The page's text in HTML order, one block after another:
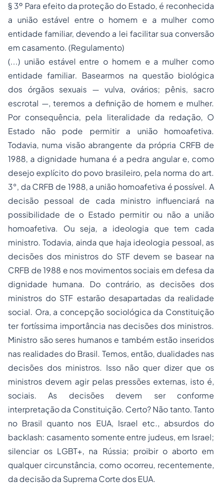
§ 3º Para efeito da proteção do Estado, é reconhecida
a união estável entre o homem e a mulher como
entidade familiar, devendo a lei facilitar sua conversão
em casamento. (Regulamento)
(...) união estável entre o homem e a mulher como
entidade familiar. Basearmos na questão biológica
dos órgãos sexuais — vulva, ovários; pênis, sacro
escrotal —, teremos a definição de homem e mulher.
Por consequência, pela literalidade da redação, O
Estado não pode permitir a união homoafetiva.
Todavia, numa visão abrangente da própria CRFB de
1988, a dignidade humana é a pedra angular e, como
desejo explícito do povo brasileiro, pela norma do art.
3°, da CRFB de 1988, a união homoafetiva é possível. A
decisão pessoal de cada ministro influenciará na
possibilidade de o Estado permitir ou não a união
homoafetiva. Ou seja, a ideologia que tem cada
ministro. Todavia, ainda que haja ideologia pessoal, as
decisões dos ministros do STF devem se basear na
CRFB de 1988 e nos movimentos sociais em defesa da
dignidade humana. Do contrário, as decisões dos
ministros do STF estarão desapartadas da realidade
social. Ora, a concepção sociológica da Constituição
ter fortíssima importância nas decisões dos ministros.
Ministro são seres humanos e também estão inseridos
nas realidades do Brasil. Temos, então, dualidades nas
decisões dos ministros. Isso não quer dizer que os
ministros devem agir pelas pressões externas, isto é,
sociais. As decisões devem ser conforme
interpretação da Constituição. Certo? Não tanto. Tanto
no Brasil quanto nos EUA, Israel etc., absurdos do
backlash: casamento somente entre judeus, em Israel;
silenciar os LGBT+, na Rússia; proibir o aborto em
qualquer circunstância, como ocorreu, recentemente,
da decisão da Suprema Corte dos EUA.